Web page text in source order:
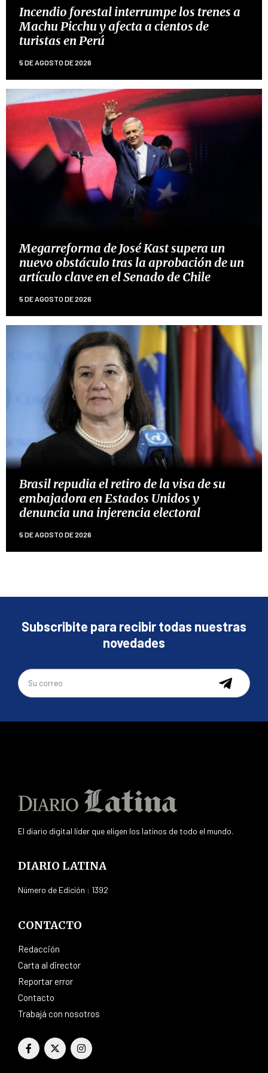
Incendio forestal interrumpe los trenes a
Machu Picchu y afecta a cientos de
turistas en Perú
5 DE AGOSTO DE 2026
Megarreforma de José Kast supera un
nuevo obstáculo tras la aprobación de un
artículo clave en el Senado de Chile
5 DE AGOSTO DE 2026
Brasil repudia el retiro de la visa de su
embajadora en Estados Unidos y
denuncia una injerencia electoral
5 DE AGOSTO DE 2026
Subscribite para recibir todas nuestras
novedades
El diario digital líder que eligen los latinos de todo el mundo.
DIARIO LATINA
Número de Edición : 1392
CONTACTO
Redacción
Carta al director
Reportar error
Contacto
Trabajá con nosotros